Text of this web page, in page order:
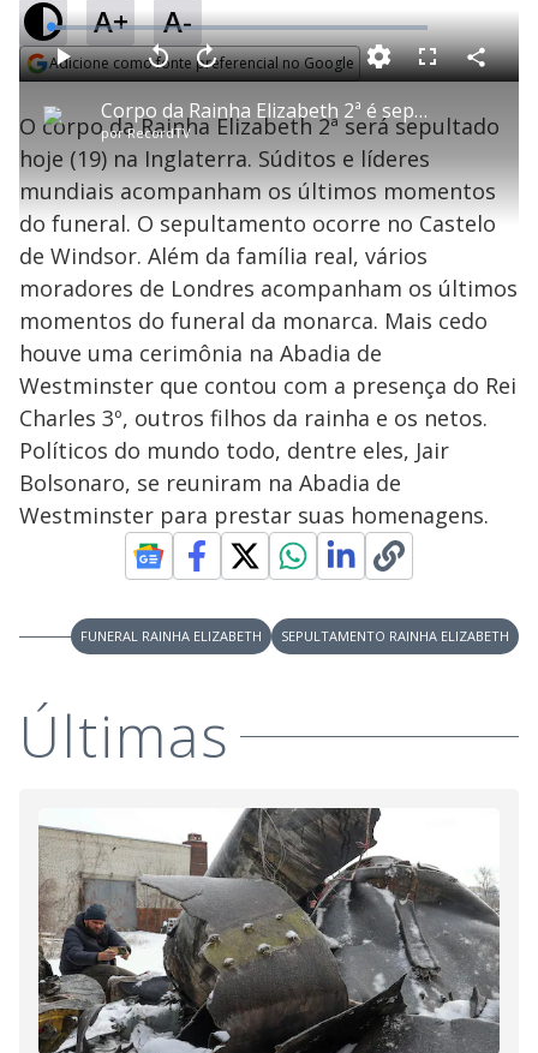
A+ A-
Adicione como fonte preferencial no Google
P
l
a
y
V
i
d
e
Corpo da Rainha Elizabeth 2ª é sepultado hoje (19) na Inglaterra
porRecordTV
P V
t
a
r
0
e
g
n
d
o
s
A
n
ç
a
1
s
e
u
n
M
u
d
o
L
o
a
d
e
4
.
1
3
%
F
s
c
e
n
C
o
a
r
a
O corpo da Rainha Elizabeth 2ª será sepultado
hoje (19) na Inglaterra. Súditos e líderes
mundiais acompanham os últimos momentos
do funeral. O sepultamento ocorre no Castelo
de Windsor. Além da família real, vários
moradores de Londres acompanham os últimos
momentos do funeral da monarca. Mais cedo
houve uma cerimônia na Abadia de
Westminster que contou com a presença do Rei
Charles 3º, outros filhos da rainha e os netos.
Políticos do mundo todo, dentre eles, Jair
Bolsonaro, se reuniram na Abadia de
Westminster para prestar suas homenagens.
FUNERAL RAINHA ELIZABETH SEPULTAMENTO RAINHA ELIZABETH
Últimas